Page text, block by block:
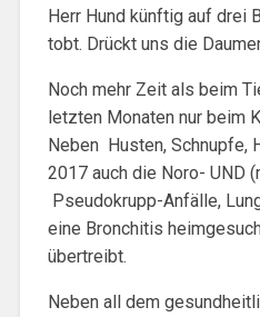
Herr Hund künftig auf drei
tobt. Drückt uns die
Noch mehr Zeit als beim
letzten Monaten nur beim
Neben Husten, Schnupfe,
2017 auch die Noro- UND
Pseudokrupp-Anfälle,
eine Bronchitis
übertreibt.
Neben all dem